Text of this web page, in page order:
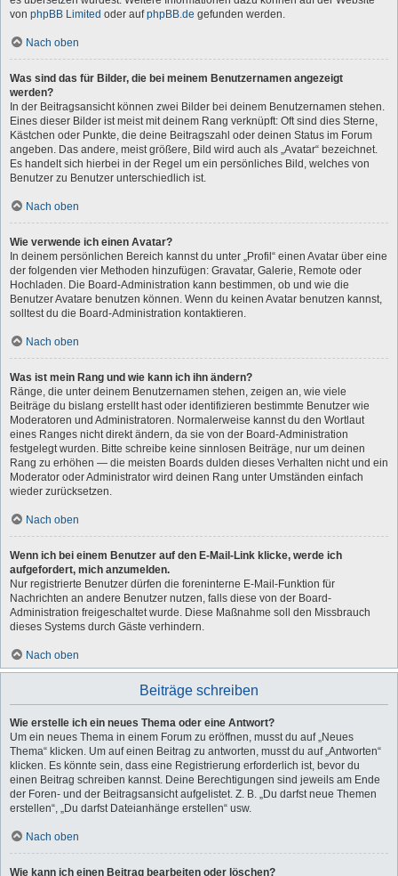
von phpBB Limited oder aufphpBB.de gefunden werden.
Nach oben
Was sind das für Bilder, die bei meinem Benutzernamen angezeigt
werden?
In der Beitragsansicht können zwei Bilder bei deinem Benutzernamen stehen.
Eines dieser Bilder ist meist mit deinem Rang verknüpft: Oft sind dies Sterne,
Kästchen oder Punkte, die deine Beitragszahl oder deinen Status im Forum
angeben. Das andere, meist größere, Bild wird auch als „Avatar“ bezeichnet.
Es handelt sich hierbei in der Regel um ein persönliches Bild, welches von
Benutzer zu Benutzer unterschiedlich ist.
Nach oben
Wie verwende ich einen Avatar?
In deinem persönlichen Bereich kannst du unter „Profil“ einen Avatar über eine
der folgenden vier Methoden hinzufügen: Gravatar, Galerie, Remote oder
Hochladen. Die Board-Administration kann bestimmen, ob und wie die
Benutzer Avatare benutzen können. Wenn du keinen Avatar benutzen kannst,
solltest du die Board-Administration kontaktieren.
Nach oben
Was ist mein Rang und wie kann ich ihn ändern?
Ränge, die unter deinem Benutzernamen stehen, zeigen an, wie viele
Beiträge du bislang erstellt hast oder identifizieren bestimmte Benutzer wie
Moderatoren und Administratoren. Normalerweise kannst du den Wortlaut
eines Ranges nicht direkt ändern, da sie von der Board-Administration
festgelegt wurden. Bitte schreibe keine sinnlosen Beiträge, nur um deinen
Rang zu erhöhen — die meisten Boards dulden dieses Verhalten nicht und ein
Moderator oder Administrator wird deinen Rang unter Umständen einfach
wieder zurücksetzen.
Nach oben
Wenn ich bei einem Benutzer auf den E-Mail-Link klicke, werde ich
aufgefordert, mich anzumelden.
Nur registrierte Benutzer dürfen die foreninterne E-Mail-Funktion für
Nachrichten an andere Benutzer nutzen, falls diese von der Board-
Administration freigeschaltet wurde. Diese Maßnahme soll den Missbrauch
dieses Systems durch Gäste verhindern.
Nach oben
Beiträge schreiben
Wie erstelle ich ein neues Thema oder eine Antwort?
Um ein neues Thema in einem Forum zu eröffnen, musst du auf „Neues
Thema“ klicken. Um auf einen Beitrag zu antworten, musst du auf „Antworten“
klicken. Es könnte sein, dass eine Registrierung erforderlich ist, bevor du
einen Beitrag schreiben kannst. Deine Berechtigungen sind jeweils am Ende
der Foren- und der Beitragsansicht aufgelistet. Z. B. „Du darfst neue Themen
erstellen“, „Du darfst Dateianhänge erstellen“ usw.
Nach oben
Wie kann ich einen Beitrag bearbeiten oder löschen?